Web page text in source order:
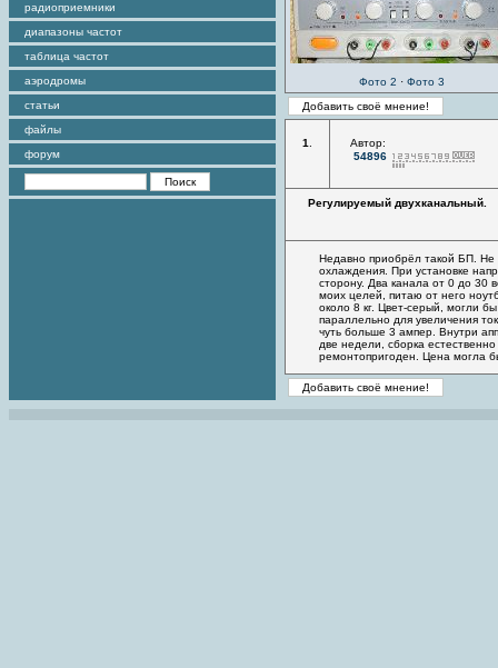
радиоприемники
диапазоны частот
таблица частот
аэродромы
статьи
файлы
форум
Фото 2 · Фото 3
1
Автор:
54896
Регулируемый двухканальный.
Недавно приобрёл такой БП. Не
охлаждения. При установке
сторону. Два канала от 0 до 30
моих целей, питаю от него
около 8 кг. Цвет-серый, могли
параллельно для увеличения
чуть больше 3 ампер. Внутри
две недели, сборка
ремонтопригоден. Цена могла